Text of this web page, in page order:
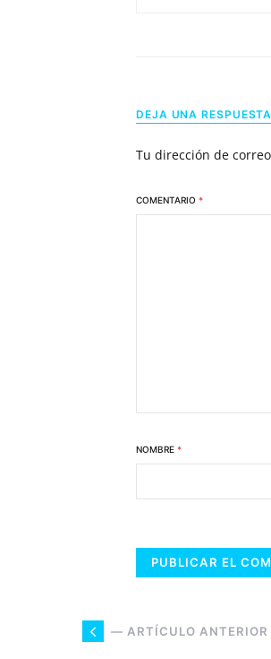
DEJA UNA RESPUESTA
Tu dirección de
COMENTARIO *
NOMBRE *
— ARTÍCULO ANTERIOR